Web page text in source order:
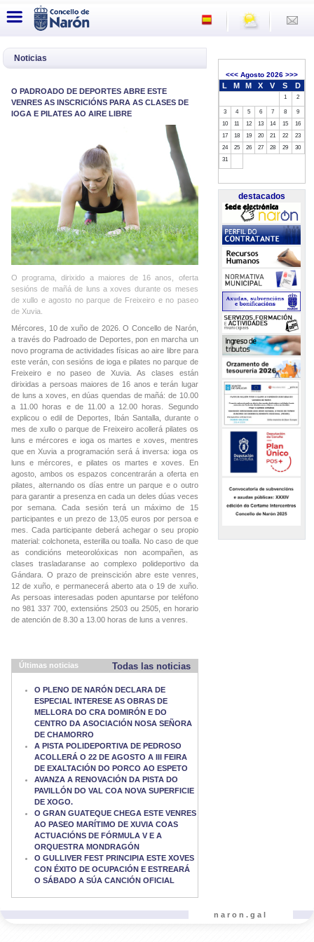
Noticias
O PADROADO DE DEPORTES ABRE ESTE
VENRES AS INSCRICIÓNS PARA AS CLASES DE
IOGA E PILATES AO AIRE LIBRE
O programa, dirixido a maiores de 16 anos, oferta
sesións de mañá de luns a xoves durante os meses
de xullo e agosto no parque de Freixeiro e no paseo
de Xuvia.
Mércores, 10 de xuño de 2026. O Concello de Narón,
a través do Padroado de Deportes, pon en marcha un
novo programa de actividades físicas ao aire libre para
este verán, con sesións de ioga e pilates no parque de
Freixeiro e no paseo de Xuvia. As clases están
dirixidas a persoas maiores de 16 anos e terán lugar
de luns a xoves, en dúas quendas de mañá: de 10.00
a 11.00 horas e de 11.00 a 12.00 horas. Segundo
explicou o edil de Deportes, Ibán Santalla, durante o
mes de xullo o parque de Freixeiro acollerá pilates os
luns e mércores e ioga os martes e xoves, mentres
que en Xuvia a programación será á inversa: ioga os
luns e mércores, e pilates os martes e xoves. En
agosto, ambos os espazos concentrarán a oferta en
pilates, alternando os días entre un parque e o outro
para garantir a presenza en cada un deles dúas veces
por semana. Cada sesión terá un máximo de 15
participantes e un prezo de 13,05 euros por persoa e
mes. Cada participante deberá achegar o seu propio
material: colchoneta, esterilla ou toalla. No caso de que
as condicións meteorolóxicas non acompañen, as
clases trasladaranse ao complexo polideportivo da
Gándara. O prazo de preinscición abre este venres,
12 de xuño, e permanecerá aberto ata o 19 de xuño.
As persoas interesadas poden apuntarse por teléfono
no 981 337 700, extensións 2503 ou 2505, en horario
de atención de 8.30 a 13.00 horas de luns a venres.
Últimas noticias Todas las noticias
O PLENO DE NARÓN DECLARA DE
ESPECIAL INTERESE AS OBRAS DE
MELLORA DO CRA DOMIRÓN E DO
CENTRO DA ASOCIACIÓN NOSA SEÑORA
DE CHAMORRO
A PISTA POLIDEPORTIVA DE PEDROSO
ACOLLERÁ O 22 DE AGOSTO A III FEIRA
DE EXALTACIÓN DO PORCO AO ESPETO
AVANZA A RENOVACIÓN DA PISTA DO
PAVILLÓN DO VAL COA NOVA SUPERFICIE
DE XOGO.
O GRAN GUATEQUE CHEGA ESTE VENRES
AO PASEO MARÍTIMO DE XUVIA COAS
ACTUACIÓNS DE FÓRMULA V E A
ORQUESTRA MONDRAGÓN
O GULLIVER FEST PRINCIPIA ESTE XOVES
CON ÉXITO DE OCUPACIÓN E ESTREARÁ
O SÁBADO A SÚA CANCIÓN OFICIAL
<<<Agosto 2026 >>>
L M M X V S D
1 2
3 4 5 6 7 8
9
10
11 12 13 14 15
16
17
18 19 20 21 22
23
24
25 26 27 28 29
30
31
destacados
naron.gal